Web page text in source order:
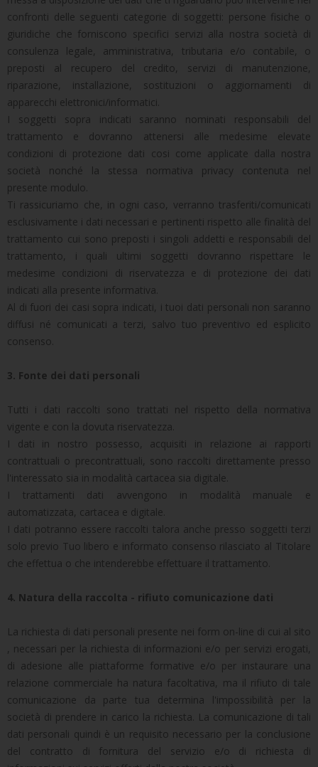
confronti delle seguenti categorie di soggetti: persone fisiche o
giuridiche che forniscono specifici servizi alla nostra società di
consulenza legale, amministrativa, tributaria e/o contabile, o
preposti al recupero del credito, servizi di manutenzione,
riparazione, installazione, sostituzioni o aggiornamenti di
apparecchi elettronici/informatici.
I soggetti sopra indicati saranno nominati responsabili del
trattamento e dovranno attenersi alle medesime elevate
condizioni di protezione dati cosi come applicate dalla nostra
società nonché la stessa normativa privacy contenuta nel
presente modulo.
Ti rassicuriamo che, in ogni caso, verranno trasferiti/comunicati
esclusivamente i dati necessari e pertinenti rispetto alle finalità del
trattamento cui sono preposti i singoli addetti e responsabili del
trattamento, i quali ultimi soggetti dovranno rispettare le
medesime condizioni di riservatezza e di protezione dei dati
indicati alla presente informativa.
Al di fuori dei casi sopra indicati, i tuoi dati personali non saranno
diffusi né comunicati a terzi, salvo tuo preventivo ed esplicito
consenso.
3. Fonte dei dati personali
Tutti i dati raccolti sono trattati nel rispetto della normativa
vigente e con la dovuta riservatezza.
I dati in nostro possesso, acquisiti in relazione ai rapporti
contrattuali o precontrattuali, sono raccolti direttamente presso
l'interessato sia in modalità cartacea sia digitale.
I trattamenti dati avvengono in modalità manuale e
automatizzata, cartacea e digitale.
I dati potranno essere raccolti talora anche presso soggetti terzi
solo previo Tuo libero e informato consenso rilasciato al Titolare
che effettua o che intenderebbe effettuare il trattamento.
4. Natura della raccolta - rifiuto comunicazione dati
La richiesta di dati personali presente nei form on-line di cui al sito
, necessari per la richiesta di informazioni e/o per servizi erogati,
di adesione alle piattaforme formative e/o per instaurare una
relazione commerciale ha natura facoltativa, ma il rifiuto di tale
comunicazione da parte tua determina l'impossibilità per la
società di prendere in carico la richiesta. La comunicazione di tali
dati personali quindi è un requisito necessario per la conclusione
del contratto di fornitura del servizio e/o di richiesta di